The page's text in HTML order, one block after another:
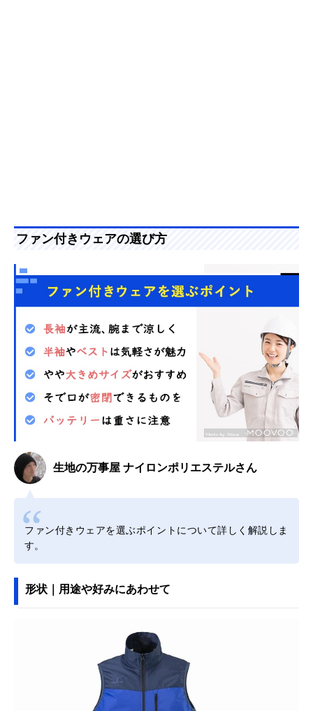
ファン付きウェアの選び方
生地の万事屋 ナイロンポリエステルさん
ファン付きウェアを選ぶポイントについて詳しく解説しま
す。
形状｜用途や好みにあわせて